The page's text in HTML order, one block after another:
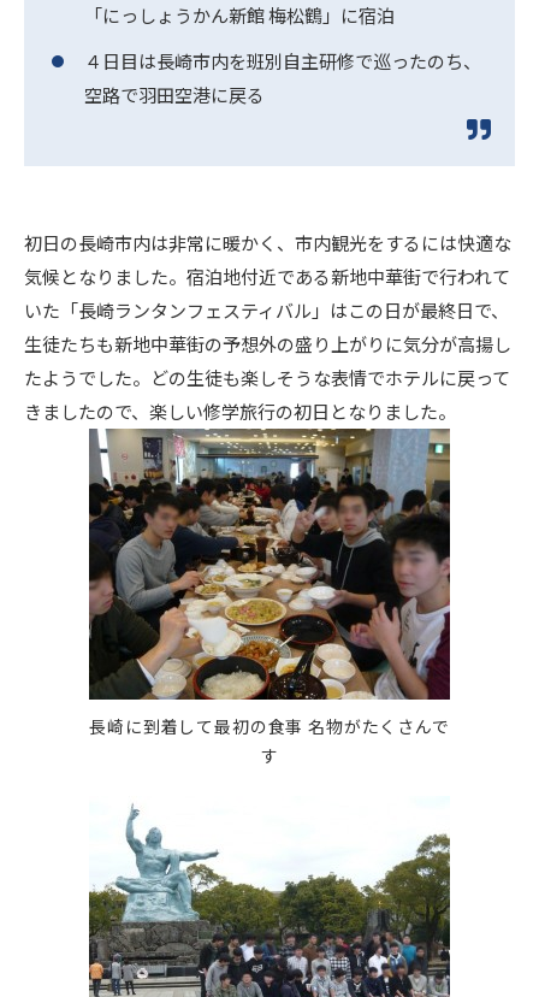
「にっしょうかん新館 梅松鶴」に宿泊
４日目は長崎市内を班別自主研修で巡ったのち、
空路で羽田空港に戻る
初日の長崎市内は非常に暖かく、市内観光をするには快適な
気候となりました。宿泊地付近である新地中華街で行われて
いた「長崎ランタンフェスティバル」はこの日が最終日で、
生徒たちも新地中華街の予想外の盛り上がりに気分が高揚し
たようでした。どの生徒も楽しそうな表情でホテルに戻って
きましたので、楽しい修学旅行の初日となりました。
長崎に到着して最初の食事 名物がたくさんで
す